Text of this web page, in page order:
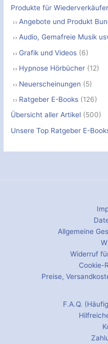
Produkte für
Angebote und Produkt
Audio, Gemafreie Musik
Grafik und Videos (6)
Hypnose Hörbücher (12)
Neuerscheinungen (5)
Ratgeber E-Books (126)
Übersicht aller Artikel (500)
Unsere Top Ratgeber E-
Allgemeine
Widerruf
Cookie-
Preise,
F.A.Q.